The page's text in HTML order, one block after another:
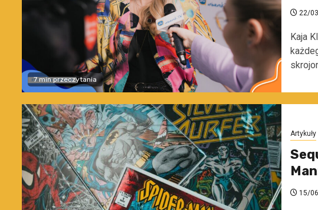
7 min przeczytania
22/
Kaja
Artykuły
15/